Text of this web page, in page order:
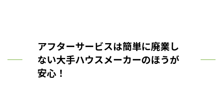
アフターサービスは簡単に廃業し
ない大手ハウスメーカーのほうが
安心！